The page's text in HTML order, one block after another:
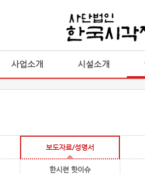
사업소개 시설소개
보도자료/성명서
한시련 핫이슈